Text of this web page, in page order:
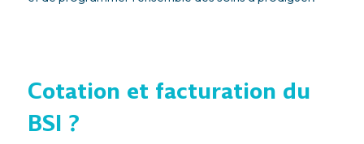
Cotation et facturation du
BSI ?